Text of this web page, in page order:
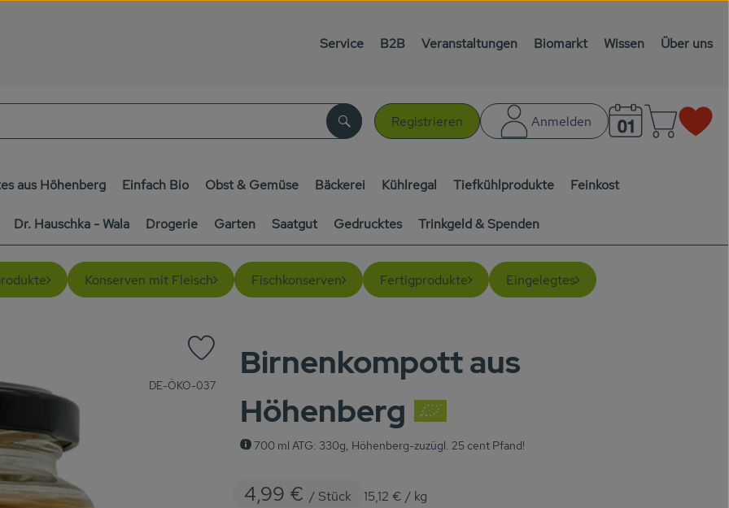
Service B2B Veranstaltungen Biomarkt Wissen Über uns
Registrieren Anmelden
Suchen
aus Höhenberg Einfach Bio Obst & Gemüse Bäckerei Kühlregal Tiefkühlprodukte Feinkost
Dr. Hauschka - Wala Drogerie Garten Saatgut Gedrucktes Trinkgeld & Spenden
Konserven mit Fleisch Fischkonserven Fertigprodukte Eingelegtes
Birnenkompott aus
Höhenberg
700 ml ATG: 330g, Höhenberg-zuzügl. 25 cent Pfand!
4,99 € / Stück 15,12 € / kg
Produkt zu Favouriten hinzufügen
, Kontrollstelle:
DE-ÖKO-037